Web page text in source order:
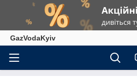
GazVodaKyiv